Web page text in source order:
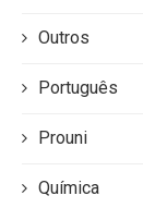
Outros
Português
Prouni
Química